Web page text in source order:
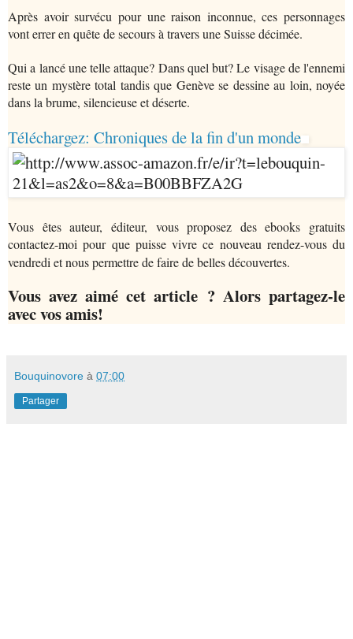
Après avoir survécu pour une raison inconnue, ces personnages
vont errer en quête de secours à travers une Suisse décimée.
Qui a lancé une telle attaque? Dans quel but? Le visage de l'ennemi
reste un mystère total tandis que Genève se dessine au loin, noyée
dans la brume, silencieuse et déserte.
Téléchargez: Chroniques de la fin d'un monde
Vous êtes auteur, éditeur, vous proposez des ebooks gratuits
contactez-moi pour que puisse vivre ce nouveau rendez-vous du
vendredi et nous permettre de faire de belles découvertes.
Vous avez aimé cet article ? Alors partagez-le
avec vos amis!
Bouquinovore à 07:00
Partager